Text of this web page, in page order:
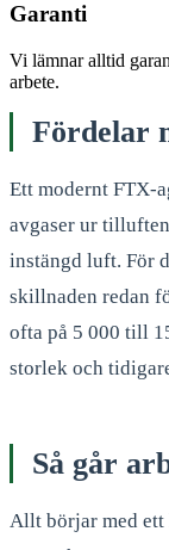
Garanti
Vi lämnar alltid
arbete.
Fördelar
Ett modernt FTX-
avgaser ur
instängd luft. För
skillnaden redan
ofta på 5 000 till
storlek och
Så går
Allt börjar med ett